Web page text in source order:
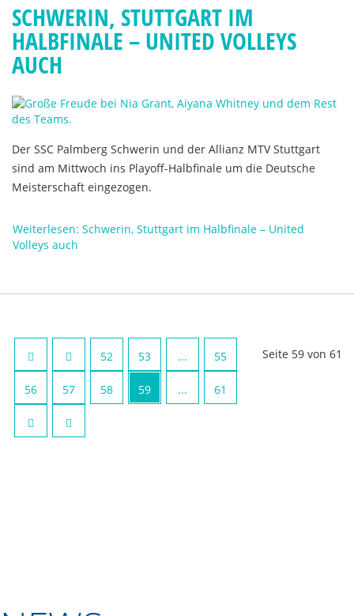
SCHWERIN, STUTTGART IM
HALBFINALE – UNITED VOLLEYS
AUCH
Der SSC Palmberg Schwerin und der Allianz MTV Stuttgart
sind am Mittwoch ins Playoff-Halbfinale um die Deutsche
Meisterschaft eingezogen.
Weiterlesen: Schwerin, Stuttgart im Halbfinale – United
Volleys auch
Seite 59 von 61
52 53 ... 55
56 57 58 59 ... 61